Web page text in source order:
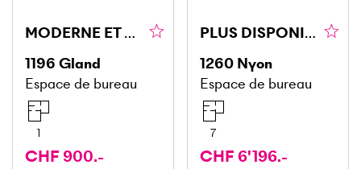
MODERNE ET LUMINEUX AUX AVOUILLONS
1196 Gland
Espace de bureau
1
CHF 900.-
PLUS DISPONIBLE
1260 Nyon
Espace de bureau
7
CHF 6'196.-